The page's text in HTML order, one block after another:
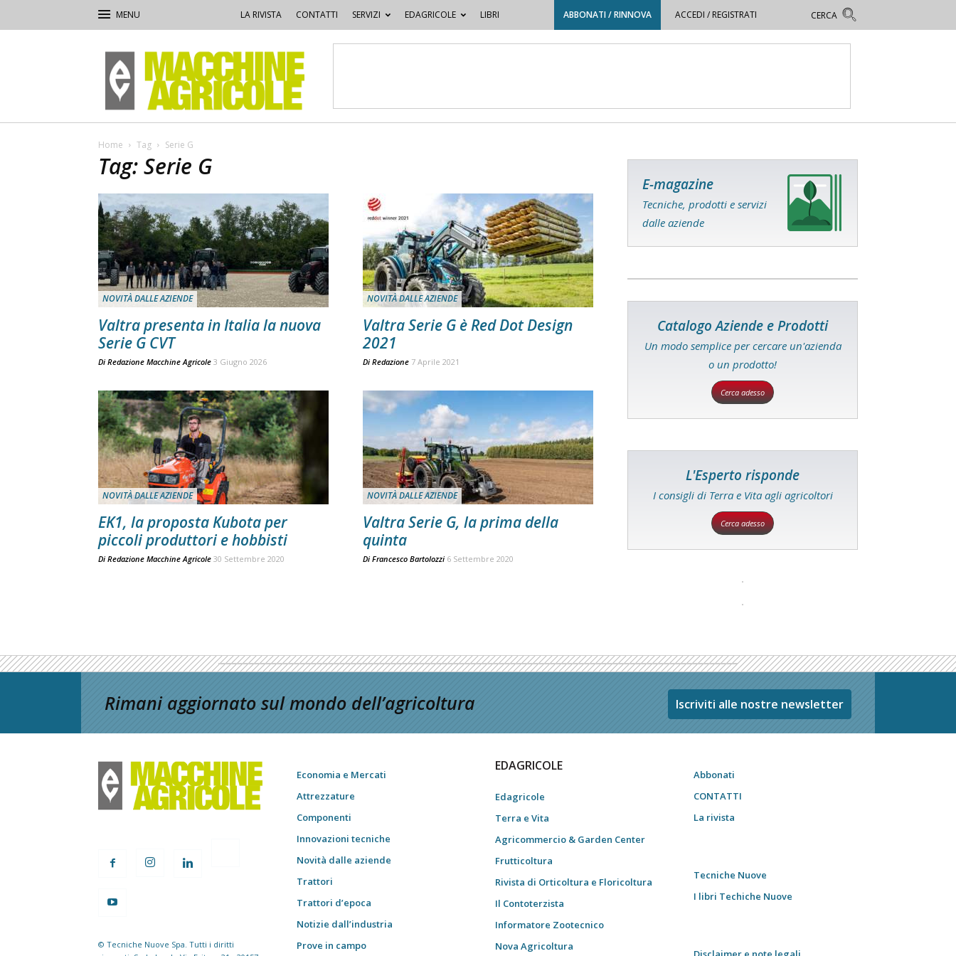
LA RIVISTA CONTATTI SERVIZI EDAGRICOLE LIBRI ABBONATI / RINNOVA ACCEDI / REGISTRATI
Macchine
Agricole
Home Tag Serie G
Tag: Serie G
NOVITÀ DALLE AZIENDE
Valtra presenta in Italia la nuova
Serie G CVT
Di Redazione Macchine Agricole 3 Giugno 2026
NOVITÀ DALLE AZIENDE
Valtra Serie G è Red Dot Design
2021
Di Redazione 7 Aprile 2021
NOVITÀ DALLE AZIENDE
EK1, la proposta Kubota per
piccoli produttori e hobbisti
Di Redazione Macchine Agricole 30 Settembre 2020
NOVITÀ DALLE AZIENDE
Valtra Serie G, la prima della
quinta
Di Francesco Bartolozzi 6 Settembre 2020
E-magazine
Tecniche, prodotti e servizi
dalle aziende
Catalogo Aziende e Prodotti
Un modo semplice per cercare un'azienda
o un prodotto!
Cerca adesso
L'Esperto risponde
I consigli di Terra e Vita agli agricoltori
Cerca adesso
Rimani aggiornato sul mondo dell’agricoltura Iscriviti alle nostre newsletter
© Tecniche Nuove Spa. Tutti i diritti
Economia e Mercati
Attrezzature
Componenti
Innovazioni tecniche
Novità dalle aziende
Trattori
Trattori d’epoca
Notizie dall’industria
Prove in campo
EDAGRICOLE
Edagricole
Terra e Vita
Agricommercio & Garden Center
Frutticoltura
Rivista di Orticoltura e Floricoltura
Il Contoterzista
Informatore Zootecnico
Nova Agricoltura
Abbonati
CONTATTI
La rivista
Tecniche Nuove
I libri Techiche Nuove